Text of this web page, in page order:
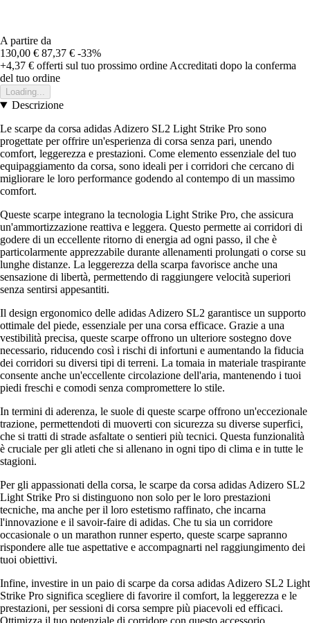
A partire da
130,00 € 87,37 € -33%
+4,37 € offerti sul tuo prossimo ordine Accreditati dopo la conferma
del tuo ordine
Loading...
Descrizione
Le scarpe da corsa adidas Adizero SL2 Light Strike Pro sono
progettate per offrire un'esperienza di corsa senza pari, unendo
comfort, leggerezza e prestazioni. Come elemento essenziale del tuo
equipaggiamento da corsa, sono ideali per i corridori che cercano di
migliorare le loro performance godendo al contempo di un massimo
comfort.
Queste scarpe integrano la tecnologia Light Strike Pro, che assicura
un'ammortizzazione reattiva e leggera. Questo permette ai corridori di
godere di un eccellente ritorno di energia ad ogni passo, il che è
particolarmente apprezzabile durante allenamenti prolungati o corse su
lunghe distanze. La leggerezza della scarpa favorisce anche una
sensazione di libertà, permettendo di raggiungere velocità superiori
senza sentirsi appesantiti.
Il design ergonomico delle adidas Adizero SL2 garantisce un supporto
ottimale del piede, essenziale per una corsa efficace. Grazie a una
vestibilità precisa, queste scarpe offrono un ulteriore sostegno dove
necessario, riducendo così i rischi di infortuni e aumentando la fiducia
dei corridori su diversi tipi di terreni. La tomaia in materiale traspirante
consente anche un'eccellente circolazione dell'aria, mantenendo i tuoi
piedi freschi e comodi senza compromettere lo stile.
In termini di aderenza, le suole di queste scarpe offrono un'eccezionale
trazione, permettendoti di muoverti con sicurezza su diverse superfici,
che si tratti di strade asfaltate o sentieri più tecnici. Questa funzionalità
è cruciale per gli atleti che si allenano in ogni tipo di clima e in tutte le
stagioni.
Per gli appassionati della corsa, le scarpe da corsa adidas Adizero SL2
Light Strike Pro si distinguono non solo per le loro prestazioni
tecniche, ma anche per il loro estetismo raffinato, che incarna
l'innovazione e il savoir-faire di adidas. Che tu sia un corridore
occasionale o un marathon runner esperto, queste scarpe sapranno
rispondere alle tue aspettative e accompagnarti nel raggiungimento dei
tuoi obiettivi.
Infine, investire in un paio di scarpe da corsa adidas Adizero SL2 Light
Strike Pro significa scegliere di favorire il comfort, la leggerezza e le
prestazioni, per sessioni di corsa sempre più piacevoli ed efficaci.